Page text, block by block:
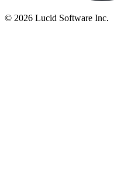
© 2026 Lucid Software Inc.